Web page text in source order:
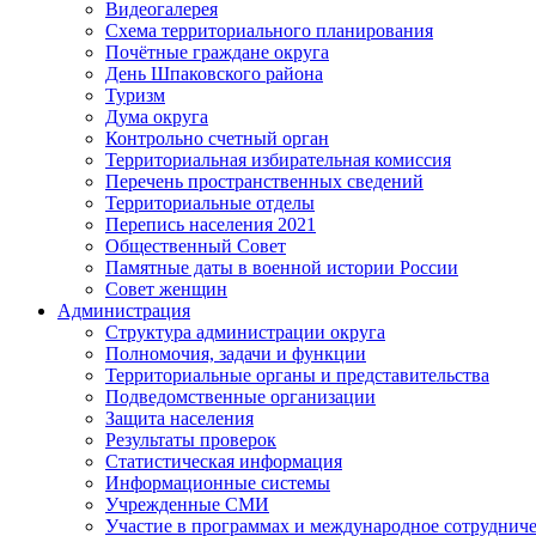
Видеогалерея
Схема территориального планирования
Почётные граждане округа
День Шпаковского района
Туризм
Дума округа
Контрольно счетный орган
Территориальная избирательная комиссия
Перечень пространственных сведений
Территориальные отделы
Перепись населения 2021
Общественный Совет
Памятные даты в военной истории России
Совет женщин
Администрация
Структура администрации округа
Полномочия, задачи и функции
Территориальные органы и представительства
Подведомственные организации
Защита населения
Результаты проверок
Статистическая информация
Информационные системы
Учрежденные СМИ
Участие в программах и международное